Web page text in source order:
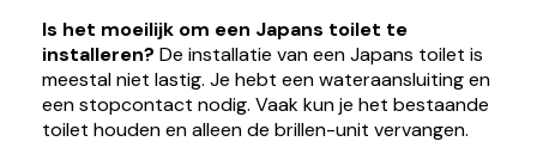
Is het moeilijk om een Japans toilet te
installeren? De installatie van een Japans toilet is
meestal niet lastig. Je hebt een wateraansluiting en
een stopcontact nodig. Vaak kun je het bestaande
toilet houden en alleen de brillen-unit vervangen.